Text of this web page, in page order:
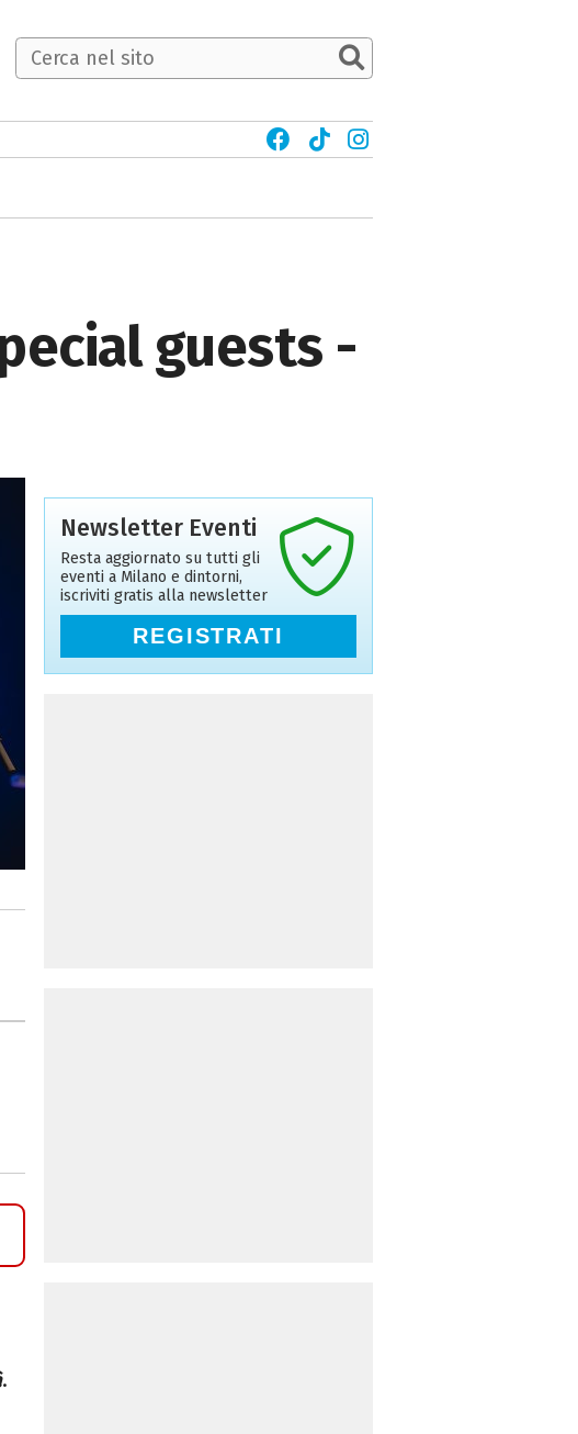
guests -
.
Newsletter Eventi
Resta aggiornato su tutti gli
eventi a Milano e dintorni,
iscriviti gratis alla newsletter
REGISTRATI